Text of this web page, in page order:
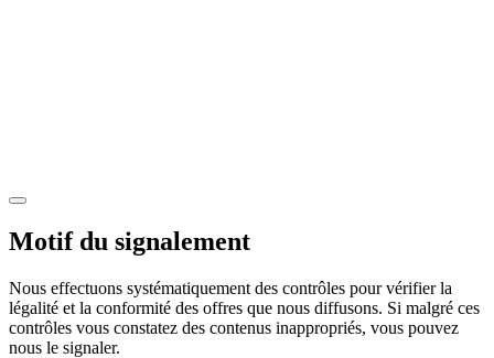
Motif du signalement
Nous effectuons systématiquement des contrôles pour vérifier la
légalité et la conformité des offres que nous diffusons. Si malgré ces
contrôles vous constatez des contenus inappropriés, vous pouvez
nous le signaler.